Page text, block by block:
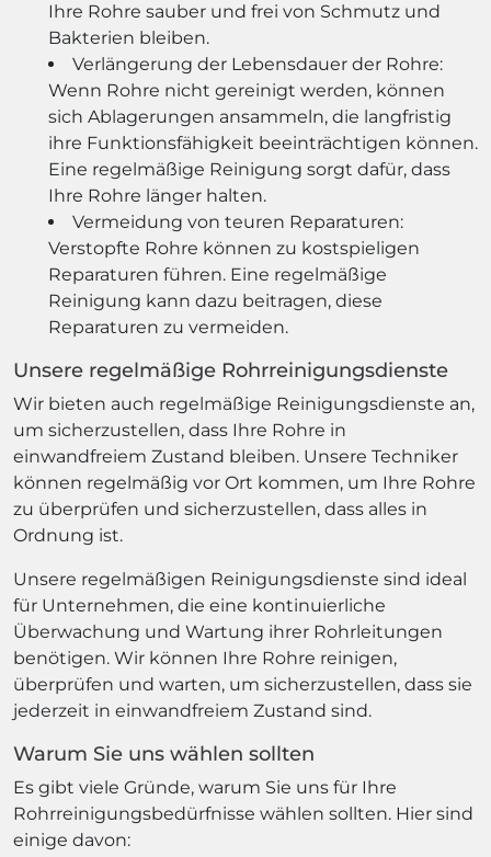
Ihre Rohre sauber und frei von Schmutz und
Bakterien bleiben.
Verlängerung der Lebensdauer der Rohre:
Wenn Rohre nicht gereinigt werden, können
sich Ablagerungen ansammeln, die langfristig
ihre Funktionsfähigkeit beeinträchtigen können.
Eine regelmäßige Reinigung sorgt dafür, dass
Ihre Rohre länger halten.
Vermeidung von teuren Reparaturen:
Verstopfte Rohre können zu kostspieligen
Reparaturen führen. Eine regelmäßige
Reinigung kann dazu beitragen, diese
Reparaturen zu vermeiden.
Unsere regelmäßige Rohrreinigungsdienste
Wir bieten auch regelmäßige Reinigungsdienste an,
um sicherzustellen, dass Ihre Rohre in
einwandfreiem Zustand bleiben. Unsere Techniker
können regelmäßig vor Ort kommen, um Ihre Rohre
zu überprüfen und sicherzustellen, dass alles in
Ordnung ist.
Unsere regelmäßigen Reinigungsdienste sind ideal
für Unternehmen, die eine kontinuierliche
Überwachung und Wartung ihrer Rohrleitungen
benötigen. Wir können Ihre Rohre reinigen,
überprüfen und warten, um sicherzustellen, dass sie
jederzeit in einwandfreiem Zustand sind.
Warum Sie uns wählen sollten
Es gibt viele Gründe, warum Sie uns für Ihre
Rohrreinigungsbedürfnisse wählen sollten. Hier sind
einige davon: